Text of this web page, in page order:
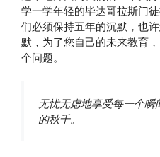
学一学年轻的毕达哥拉斯门
们必须保持五年的沉默，也
默，为了您自己的未来教育
个问题。
无忧无虑地享受每一个
的秋千。